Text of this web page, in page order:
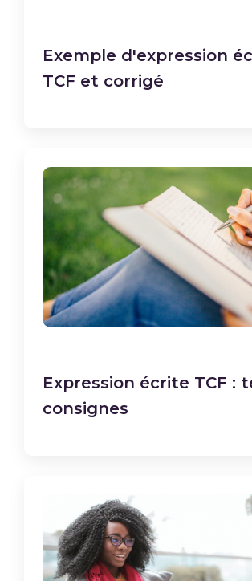
Exemple d'expression
TCF et corrigé
Expression écrite TCF :
consignes